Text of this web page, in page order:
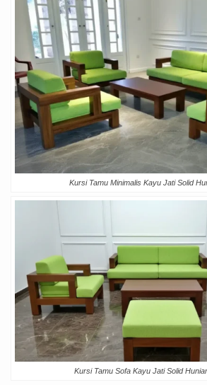
Kursi Tamu Minimalis Kayu Jati Solid
Kursi Tamu Sofa Kayu Jati Solid